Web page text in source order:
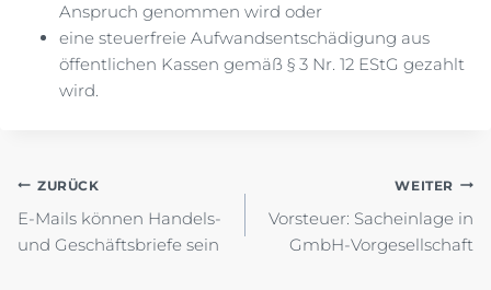
Anspruch genommen wird oder
eine steuerfreie Aufwandsentschädigung aus
öffentlichen Kassen gemäß § 3 Nr. 12 EStG gezahlt
wird.
Beitragsnavigation
ZURÜCK
E-Mails können Handels-
und Geschäftsbriefe sein
WEITER
Vorsteuer: Sacheinlage in
GmbH-Vorgesellschaft